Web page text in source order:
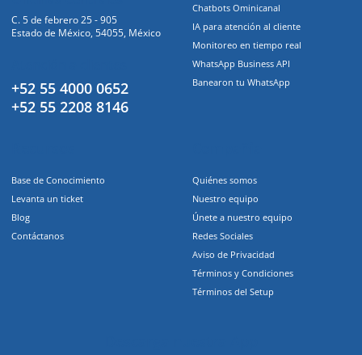
C. 5 de febrero 25 - 905
Estado de México, 54055, México
+52 55 4000 0652
+52 55 2208 8146
Chatbots Ominicanal
IA para atención al cliente
Monitoreo en tiempo real
WhatsApp Business API
Banearon tu WhatsApp
Base de Conocimiento
Levanta un ticket
Blog
Contáctanos
Quiénes somos
Nuestro equipo
Únete a nuestro equipo
Redes Sociales
Aviso de Privacidad
Términos y Condiciones
Términos del Setup